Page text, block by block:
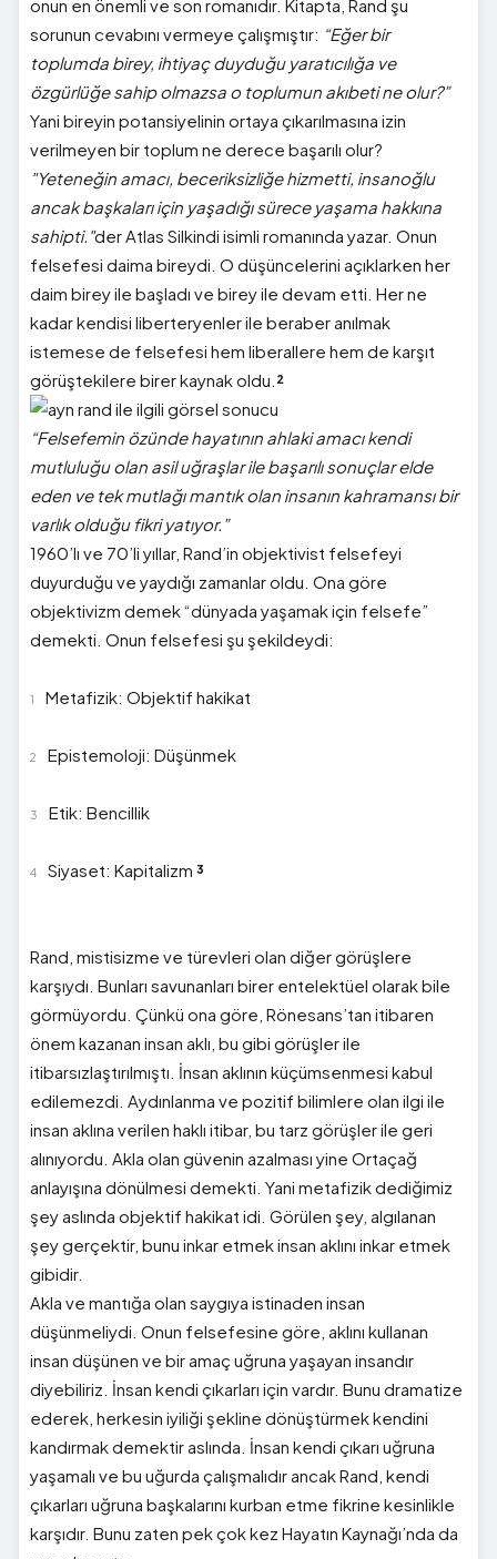
onun en önemli ve son romanıdır. Kitapta, Rand şu
sorunun cevabını vermeye çalışmıştır: “Eğer bir
toplumda birey, ihtiyaç duyduğu yaratıcılığa ve
özgürlüğe sahip olmazsa o toplumun akıbeti ne olur?”
Yani bireyin potansiyelinin ortaya çıkarılmasına izin
verilmeyen bir toplum ne derece başarılı olur?
"Yeteneğin amacı, beceriksizliğe hizmetti, insanoğlu
ancak başkaları için yaşadığı sürece yaşama hakkına
sahipti."der Atlas Silkindi isimli romanında yazar. Onun
felsefesi daima bireydi. O düşüncelerini açıklarken her
daim birey ile başladı ve birey ile devam etti. Her ne
kadar kendisi liberteryenler ile beraber anılmak
istemese de felsefesi hem liberallere hem de karşıt
görüştekilere birer kaynak oldu. ²
“Felsefemin özünde hayatının ahlaki amacı kendi
mutluluğu olan asil uğraşlar ile başarılı sonuçlar elde
eden ve tek mutlağı mantık olan insanın kahramansı bir
varlık olduğu fikri yatıyor.”
1960’lı ve 70’li yıllar, Rand’in objektivist felsefeyi
duyurduğu ve yaydığı zamanlar oldu. Ona göre
objektivizm demek “dünyada yaşamak için felsefe”
demekti. Onun felsefesi şu şekildeydi:
Metafizik: Objektif hakikat
Epistemoloji: Düşünmek
Etik: Bencillik
Siyaset: Kapitalizm ³
Rand, mistisizme ve türevleri olan diğer görüşlere
karşıydı. Bunları savunanları birer entelektüel olarak bile
görmüyordu. Çünkü ona göre, Rönesans’tan itibaren
önem kazanan insan aklı, bu gibi görüşler ile
itibarsızlaştırılmıştı. İnsan aklının küçümsenmesi kabul
edilemezdi. Aydınlanma ve pozitif bilimlere olan ilgi ile
insan aklına verilen haklı itibar, bu tarz görüşler ile geri
alınıyordu. Akla olan güvenin azalması yine Ortaçağ
anlayışına dönülmesi demekti. Yani metafizik dediğimiz
şey aslında objektif hakikat idi. Görülen şey, algılanan
şey gerçektir, bunu inkar etmek insan aklını inkar etmek
gibidir.
Akla ve mantığa olan saygıya istinaden insan
düşünmeliydi. Onun felsefesine göre, aklını kullanan
insan düşünen ve bir amaç uğruna yaşayan insandır
diyebiliriz. İnsan kendi çıkarları için vardır. Bunu dramatize
ederek, herkesin iyiliği şekline dönüştürmek kendini
kandırmak demektir aslında. İnsan kendi çıkarı uğruna
yaşamalı ve bu uğurda çalışmalıdır ancak Rand, kendi
çıkarları uğruna başkalarını kurban etme fikrine kesinlikle
karşıdır. Bunu zaten pek çok kez Hayatın Kaynağı’nda da